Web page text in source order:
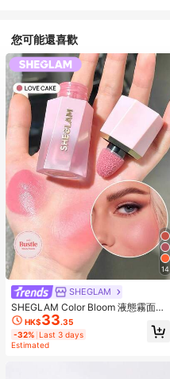
您可能還喜歡
14
SHEGLAM
SHEGLAM Color Bloom 液態霧面腮
紅-Love Cake 品牌美妝化妝品 適合
女士與女孩
HK$33.35
-32% Last 3 days
Estimated